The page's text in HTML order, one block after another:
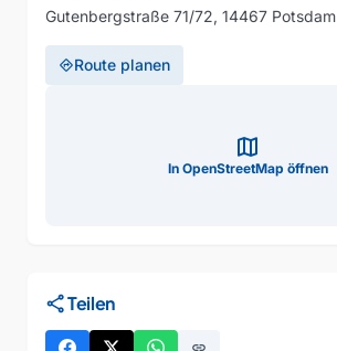
Gutenbergstraße 71/72, 14467 Potsdam
directionsRoute planen
map
In OpenStreetMap öffnen
shareTeilen